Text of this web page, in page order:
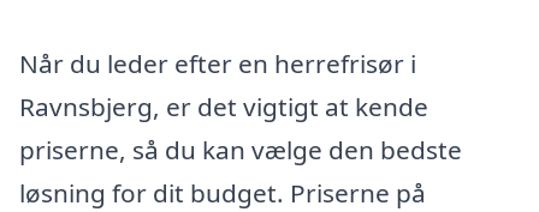
Når du leder efter en herrefrisør i
Ravnsbjerg, er det vigtigt at kende
priserne, så du kan vælge den bedste
løsning for dit budget. Priserne på